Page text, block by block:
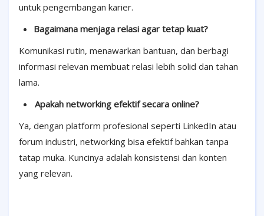
untuk pengembangan karier.
Bagaimana menjaga relasi agar tetap kuat?
Komunikasi rutin, menawarkan bantuan, dan berbagi
informasi relevan membuat relasi lebih solid dan tahan
lama.
Apakah networking efektif secara online?
Ya, dengan platform profesional seperti LinkedIn atau
forum industri, networking bisa efektif bahkan tanpa
tatap muka. Kuncinya adalah konsistensi dan konten
yang relevan.